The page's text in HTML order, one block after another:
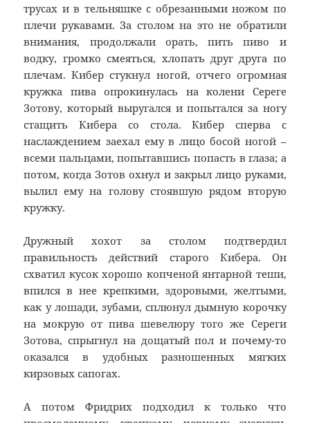
трусах и в тельняшке с обрезанными ножом по
плечи рукавами. За столом на это не обратили
внимания, продолжали орать, пить пиво и
водку, громко смеяться, хлопать друг друга по
плечам. Кибер стукнул ногой, отчего огромная
кружка пива опрокинулась на колени Сереге
Зотову, который выругался и попытался за ногу
стащить Кибера со стола. Кибер сперва с
наслаждением заехал ему в лицо босой ногой –
всеми пальцами, попытавшись попасть в глаза; а
потом, когда Зотов охнул и закрыл лицо руками,
вылил ему на голову стоявшую рядом вторую
кружку.
Дружный хохот за столом подтвердил
правильность действий старого Кибера. Он
схватил кусок хорошо копченой янтарной теши,
впился в нее крепкими, здоровыми, желтыми,
как у лошади, зубами, сплюнул дымную корочку
на мокрую от пива шевелюру того же Сереги
Зотова, спрыгнул на дощатый пол и почему-то
оказался в удобных разношенных мягких
кирзовых сапогах.
А потом Фридрих подходил к только что